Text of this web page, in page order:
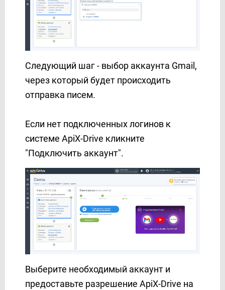
Следующий шаг - выбор аккаунта Gmail,
через который будет происходить
отправка писем.
Если нет подключенных логинов к
системе ApiX-Drive кликните
"Подключить аккаунт".
Выберите необходимый аккаунт и
предоставьте разрешение ApiX-Drive на